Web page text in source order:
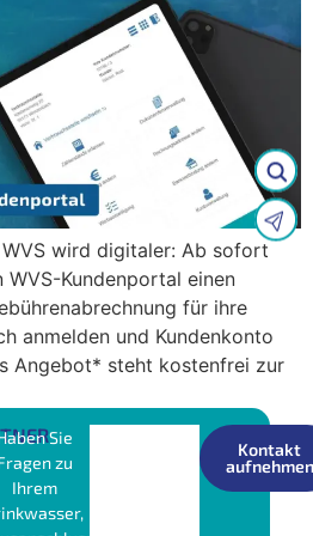
wird digitaler: Ab sofort
WVS-Kundenportal einen
für ihre
anmelden und Kundenkonto
Angebot* steht kostenfrei zur
Sie
zu
Ihrem
Kontakt
aufnehmen